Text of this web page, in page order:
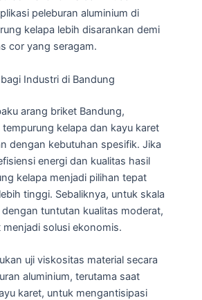
peleburan aluminium di
kelapa lebih disarankan demi
cor yang seragam.
Industri di Bandung
arang briket Bandung,
kelapa dan kayu karet
dengan kebutuhan spesifik. Jika
energi dan kualitas hasil
kelapa menjadi pilihan tepat
tinggi. Sebaliknya, untuk skala
tuntutan kualitas moderat,
solusi ekonomis.
uji viskositas material secara
aluminium, terutama saat
karet, untuk mengantisipasi